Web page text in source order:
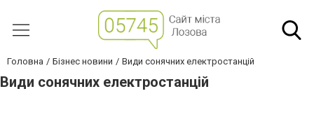
Головна Бізнес новини Види сонячних електростанцій
Види сонячних електростанцій